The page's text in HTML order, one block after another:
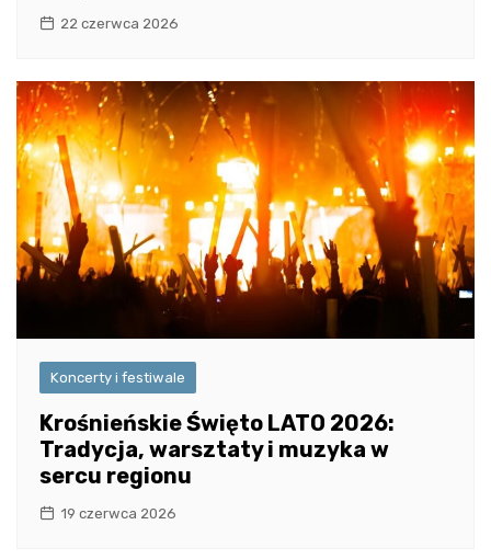
22 czerwca 2026
Koncerty i festiwale
Krośnieńskie Święto LATO 2026:
Tradycja, warsztaty i muzyka w
sercu regionu
19 czerwca 2026